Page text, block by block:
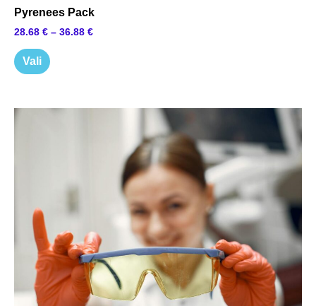
Pyrenees Pack
28.68 € – 36.88 €
Vali